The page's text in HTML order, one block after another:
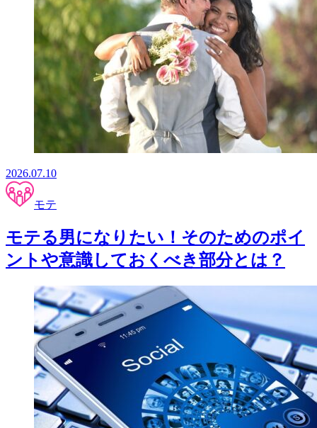
2026.07.10
モテ
モテる男になりたい！そのためのポイ
ントや意識しておくべき部分とは？